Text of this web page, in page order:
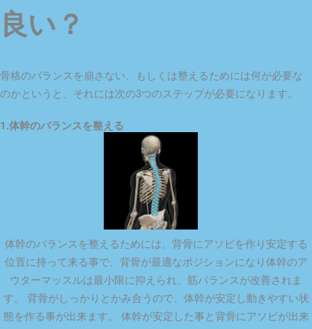
良い？
骨格のバランスを崩さない、もしくは整えるためには何が必要な
のかというと、それには次の3つのステップが必要になります。
1.体幹のバランスを整える
体幹のバランスを整えるためには、背骨にアソビを作り安定する
位置に持って来る事で、背骨が最適なポジションになり体幹のア
ウターマッスルは最小限に抑えられ、筋バランスが改善されま
す。 背骨がしっかりとかみ合うので、体幹が安定し動きやすい状
態を作る事が出来ます。 体幹が安定した事と背骨にアソビが出来